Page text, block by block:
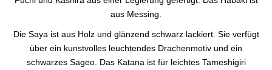
aus Messing.
Die Saya ist aus Holz und glänzend schwarz lackiert. Sie verfügt
über ein kunstvolles leuchtendes Drachenmotiv und ein
schwarzes Sageo. Das Katana ist für leichtes Tameshigiri